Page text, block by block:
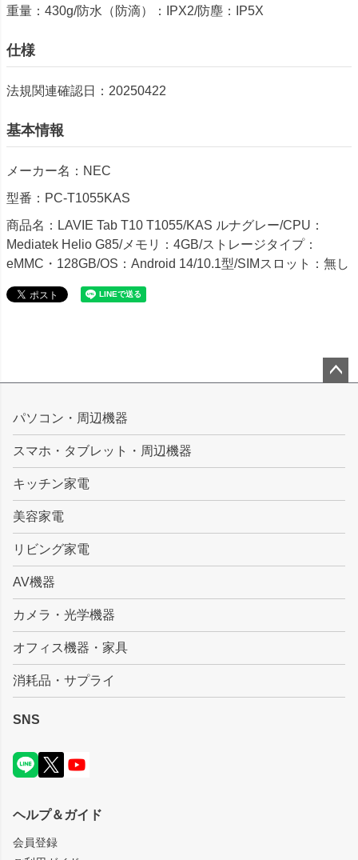
重量：430g/防水（防滴）：IPX2/防塵：IP5X
仕様
法規関連確認日：20250422
基本情報
メーカー名：NEC
型番：PC-T1055KAS
商品名：LAVIE Tab T10 T1055/KAS ルナグレー/CPU：
Mediatek Helio G85/メモリ：4GB/ストレージタイプ：
eMMC・128GB/OS：Android 14/10.1型/SIMスロット：無し
ップ
パソコン・周辺機器
スマホ・タブレット・周辺機器
キッチン家電
美容家電
リビング家電
AV機器
カメラ・光学機器
オフィス機器・家具
消耗品・サプライ
SNS
ヘルプ＆ガイド
会員登録